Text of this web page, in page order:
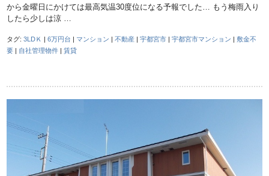
から金曜日にかけては最高気温30度位になる予報でした… もう梅雨入り
したら少しは涼 …
タグ:3LDＫ |6万円台 | マンション |不動産 |宇都宮市 |宇都宮市マンション |敷金不
要 | 自社管理物件 |賃貸